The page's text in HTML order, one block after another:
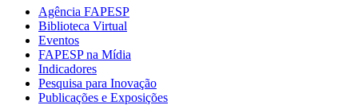
Agência FAPESP
Biblioteca Virtual
Eventos
FAPESP na Mídia
Indicadores
Pesquisa para Inovação
Publicações e Exposições